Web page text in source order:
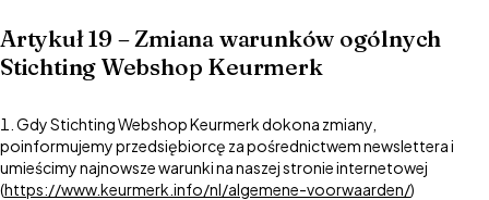
Artykuł 19 – Zmiana warunków ogólnych
Stichting Webshop Keurmerk
Gdy Stichting Webshop Keurmerk dokona zmiany,
poinformujemy przedsiębiorcę za pośrednictwem newslettera i
umieścimy najnowsze warunki na naszej stronie internetowej
(https://www.keurmerk.info/nl/algemene-voorwaarden/)